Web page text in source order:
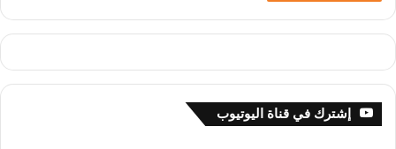
إشترك في قناة اليوتيوب